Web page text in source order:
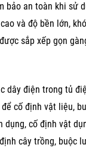
bảo an toàn khi sử
và độ bền lớn,
sắp xếp gọn
dây điện trong tủ
cố định vật liệu,
dụng, cố định vật
cây trồng, buộc